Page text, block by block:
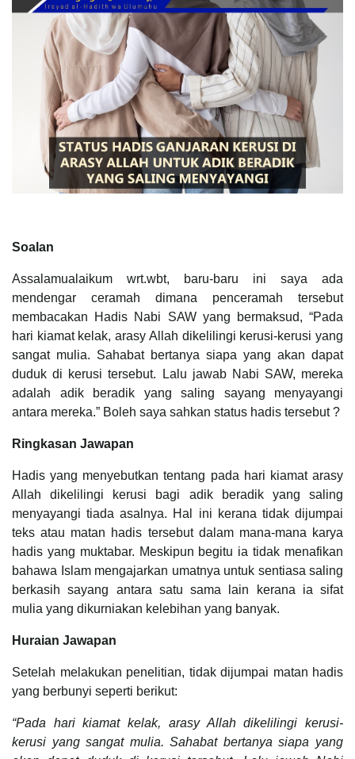
Soalan
Assalamualaikum wrt.wbt, baru-baru ini saya ada
mendengar ceramah dimana penceramah tersebut
membacakan Hadis Nabi SAW yang bermaksud, “Pada
hari kiamat kelak, arasy Allah dikelilingi kerusi-kerusi yang
sangat mulia. Sahabat bertanya siapa yang akan dapat
duduk di kerusi tersebut. Lalu jawab Nabi SAW, mereka
adalah adik beradik yang saling sayang menyayangi
antara mereka.” Boleh saya sahkan status hadis tersebut ?
Ringkasan Jawapan
Hadis yang menyebutkan tentang pada hari kiamat arasy
Allah dikelilingi kerusi bagi adik beradik yang saling
menyayangi tiada asalnya. Hal ini kerana tidak dijumpai
teks atau matan hadis tersebut dalam mana-mana karya
hadis yang muktabar. Meskipun begitu ia tidak menafikan
bahawa Islam mengajarkan umatnya untuk sentiasa saling
berkasih sayang antara satu sama lain kerana ia sifat
mulia yang dikurniakan kelebihan yang banyak.
Huraian Jawapan
Setelah melakukan penelitian, tidak dijumpai matan hadis
yang berbunyi seperti berikut:
“Pada hari kiamat kelak, arasy Allah dikelilingi kerusi-
kerusi yang sangat mulia. Sahabat bertanya siapa yang